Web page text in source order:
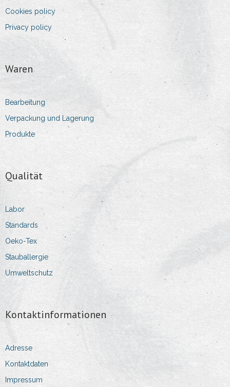
Kontaktinformationen
- Adresse
- Kontaktdaten
Cookies policy
Privacy policy
Waren
Bearbeitung
Verpackung und Lagerung
Produkte
Qualität
Labor
Standards
Oeko-Tex
Stauballergie
Umweltschutz
Kontaktinformationen
Adresse
Kontaktdaten
Impressum